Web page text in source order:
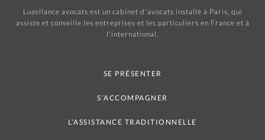
Luzellance avocats est un cabinet d'avocats installé à Paris, qui
assiste et conseille les entreprises et les particuliers en France et à
l'international.
SE PRÉSENTER
S’ACCOMPAGNER
L’ASSISTANCE TRADITIONNELLE